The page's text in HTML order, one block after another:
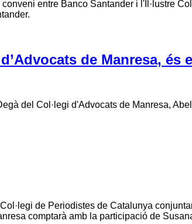
entre Banco Santander i l'Il·lustre
de Manresa,
d'Advocats de Manresa, Abel Pié, ha
de Periodistes de Catalunya
comptarà amb la participació de